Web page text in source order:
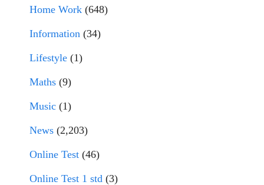
Home Work (648)
Information (34)
Lifestyle (1)
Maths (9)
Music (1)
News (2,203)
Online Test (46)
Online Test 1 std (3)